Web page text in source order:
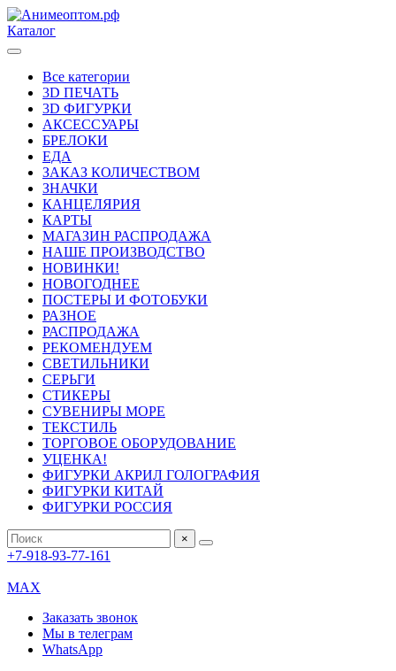
Каталог
Все категории
3D ПЕЧАТЬ
3D ФИГУРКИ
АКСЕССУАРЫ
БРЕЛОКИ
ЕДА
ЗАКАЗ КОЛИЧЕСТВОМ
ЗНАЧКИ
КАНЦЕЛЯРИЯ
КАРТЫ
МАГАЗИН РАСПРОДАЖА
НАШЕ ПРОИЗВОДСТВО
НОВИНКИ!
НОВОГОДНЕЕ
ПОСТЕРЫ И ФОТОБУКИ
РАЗНОЕ
РАСПРОДАЖА
РЕКОМЕНДУЕМ
СВЕТИЛЬНИКИ
СЕРЬГИ
СТИКЕРЫ
СУВЕНИРЫ МОРЕ
ТЕКСТИЛЬ
ТОРГОВОЕ ОБОРУДОВАНИЕ
УЦЕНКА!
ФИГУРКИ АКРИЛ ГОЛОГРАФИЯ
ФИГУРКИ КИТАЙ
ФИГУРКИ РОССИЯ
×
+7-918-93-77-161
MAX
Заказать звонок
Мы в телеграм
WhatsApp